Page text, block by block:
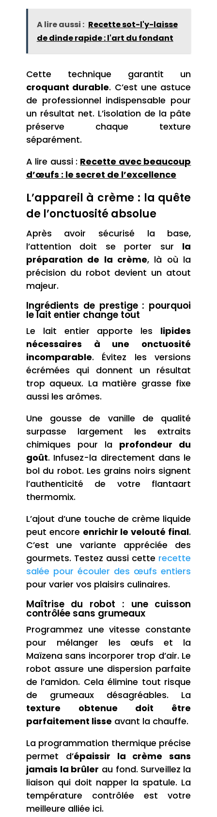
A lire aussi : Recette sot-l'y-laisse
de dinde rapide : l'art du fondant
Cette technique garantit un
croquant durable. C’est une astuce
de professionnel indispensable pour
un résultat net. L’isolation de la pâte
préserve chaque texture
séparément.
A lire aussi : Recette avec beaucoup
d’œufs : le secret de l’excellence
L’appareil à crème : la quête
de l’onctuosité absolue
Après avoir sécurisé la base,
l’attention doit se porter sur la
préparation de la crème, là où la
précision du robot devient un atout
majeur.
Ingrédients de prestige : pourquoi
le lait entier change tout
Le lait entier apporte les lipides
nécessaires à une onctuosité
incomparable. Évitez les versions
écrémées qui donnent un résultat
trop aqueux. La matière grasse fixe
aussi les arômes.
Une gousse de vanille de qualité
surpasse largement les extraits
chimiques pour la profondeur du
goût. Infusez-la directement dans le
bol du robot. Les grains noirs signent
l’authenticité de votre flantaart
thermomix.
L’ajout d’une touche de crème liquide
peut encore enrichir le velouté final.
C’est une variante appréciée des
gourmets. Testez aussi cette recette
salée pour écouler des œufs entiers
pour varier vos plaisirs culinaires.
Maîtrise du robot : une cuisson
contrôlée sans grumeaux
Programmez une vitesse constante
pour mélanger les œufs et la
Maïzena sans incorporer trop d’air. Le
robot assure une dispersion parfaite
de l’amidon. Cela élimine tout risque
de grumeaux désagréables. La
texture obtenue doit être
parfaitement lisse avant la chauffe.
La programmation thermique précise
permet d’épaissir la crème sans
jamais la brûler au fond. Surveillez la
liaison qui doit napper la spatule. La
température contrôlée est votre
meilleure alliée ici.